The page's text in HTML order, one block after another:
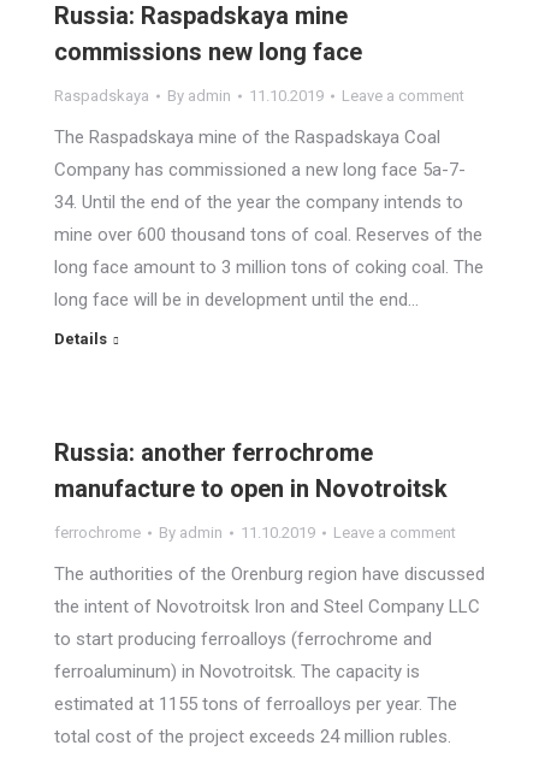
Russia: Raspadskaya mine
commissions new long face
Raspadskaya By admin 11.10.2019 Leave a comment
The Raspadskaya mine of the Raspadskaya Coal
Company has commissioned a new long face 5a-7-
34. Until the end of the year the company intends to
mine over 600 thousand tons of coal. Reserves of the
long face amount to 3 million tons of coking coal. The
long face will be in development until the end…
Details
Russia: another ferrochrome
manufacture to open in Novotroitsk
ferrochrome By admin 11.10.2019 Leave a comment
The authorities of the Orenburg region have discussed
the intent of Novotroitsk Iron and Steel Company LLC
to start producing ferroalloys (ferrochrome and
ferroaluminum) in Novotroitsk. The capacity is
estimated at 1155 tons of ferroalloys per year. The
total cost of the project exceeds 24 million rubles.